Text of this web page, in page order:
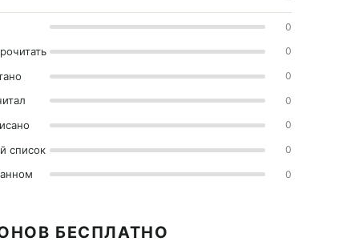
0
0
0
0
0
список 0
0
БЕСПЛАТНО